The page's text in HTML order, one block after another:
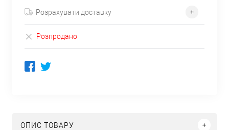
Розрахувати доставку
Розпродано
ОПИС ТОВАРУ